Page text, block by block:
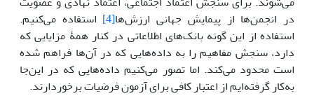
در انجمن‌ها از پیمایش جهانی ارزش‌ها[4]
استفاده می‌کنیم.
استفاده از این گونه بانک‌های اطلاعاتی در کنار همۀ مزایایی که
دارد، سنجش مفاهیم را به داده‌هایی که در آن‌ها فراهم شده
است محدود می‌کند. اما تصور می‌کنیم داده‌هایی که در این‌جا
به‌کار گرفته‌ایم از اعتبار کافی برای آزمون فرضیات برخوردارند.